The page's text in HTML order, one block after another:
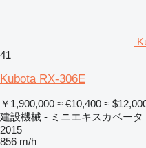
41
Kubota RX-306E
￥1,900,000 ≈ €10,400 ≈
建設機械 - ミニエキスカベータ
2015
856 m/h